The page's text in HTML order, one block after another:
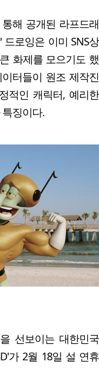
해 공개된 라프드래
로잉은 이미 SNS상
화제를 모으기도 했
터들이 원조 제작진
적인 캐릭터, 예리한
징이다.
선보이는 대한민국
가 2월 18일 설 연휴